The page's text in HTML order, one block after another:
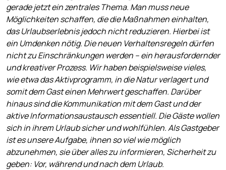
gerade jetzt ein zentrales Thema. Man muss neue
Möglichkeiten schaffen, die die Maßnahmen einhalten,
das Urlaubserlebnis jedoch nicht reduzieren. Hierbei ist
ein Umdenken nötig. Die neuen Verhaltensregeln dürfen
nicht zu Einschränkungen werden – ein herausfordernder
und kreativer Prozess. Wir haben beispielsweise vieles,
wie etwa das Aktivprogramm, in die Natur verlagert und
somit dem Gast einen Mehrwert geschaffen. Darüber
hinaus sind die Kommunikation mit dem Gast und der
aktive Informationsaustausch essentiell. Die Gäste wollen
sich in ihrem Urlaub sicher und wohlfühlen. Als Gastgeber
ist es unsere Aufgabe, ihnen so viel wie möglich
abzunehmen, sie über alles zu informieren, Sicherheit zu
geben: Vor, während und nach dem Urlaub.